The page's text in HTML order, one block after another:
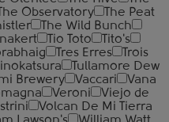
The Observatory
The Peat
The Wild Bunch
Tio Toto
Tito's
Tres Erres
Trois
Tullamore Dew
Brewery Vaccari
Vana
Veroni
Viejo de
Volcan De Mi Tierra